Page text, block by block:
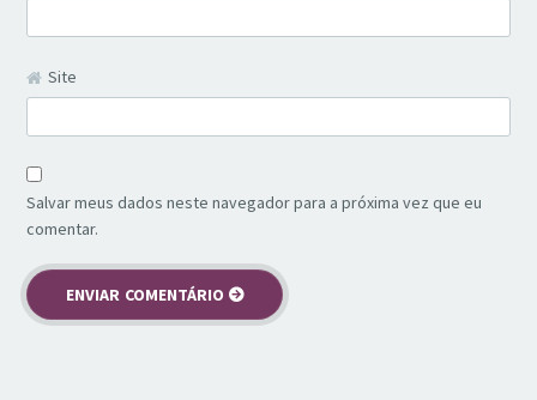
Site
Salvar meus dados neste navegador para a próxima vez que eu
comentar.